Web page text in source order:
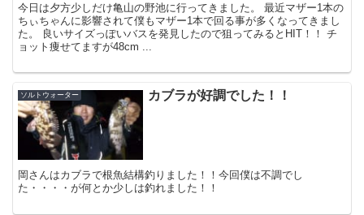
今日は夕方少しだけ亀山の野池に行ってきました。 最近マザー1本の
ちぃちゃんに影響されて僕もマザー1本で回る事が多くなってきまし
た。 良いサイズっぽいバスを発見したので狙ってみるとHIT！！ チ
ョット痩せてますが48cm ...
ソルトウォーター カブラが好調でした！！
岡さんはカブラで根魚結構釣りました！！今回僕は不調でし
た・・・・が何とか少しは釣れました！！